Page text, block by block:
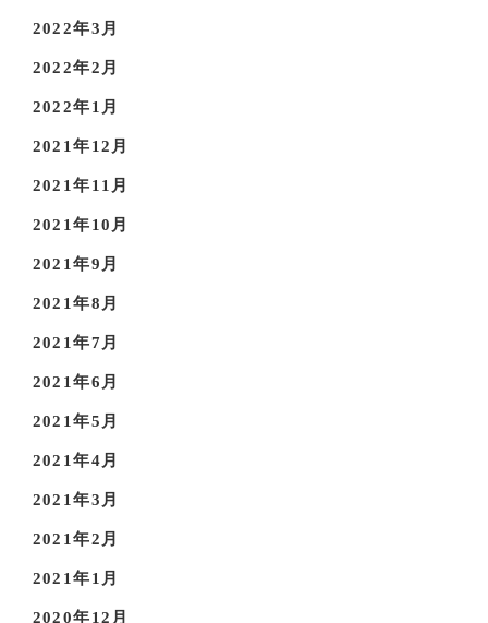
2022年3月
2022年2月
2022年1月
2021年12月
2021年11月
2021年10月
2021年9月
2021年8月
2021年7月
2021年6月
2021年5月
2021年4月
2021年3月
2021年2月
2021年1月
2020年12月